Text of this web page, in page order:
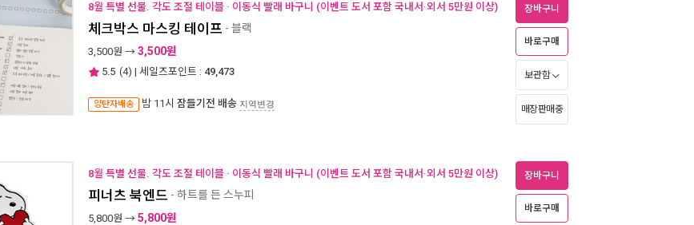
8월 특별 선물. 각도 조절 테이블 · 이동식 빨래 바구니 (이벤트 도서 포함 국내서·외서 5만원 이상)
체크박스 마스킹 테이프 - 블랙
3,500원 → 3,500원
5.5 (4) | 세일즈포인트 : 49,473
양탄자배송 밤 11시 잠들기전 배송 지역변경
장바구니
바로구매
보관함
매장판매중
8월 특별 선물. 각도 조절 테이블 · 이동식 빨래 바구니 (이벤트 도서 포함 국내서·외서 5만원 이상)
피너츠 북엔드 - 하트를 든 스누피
5,800원 → 5,800원
장바구니
바로구매